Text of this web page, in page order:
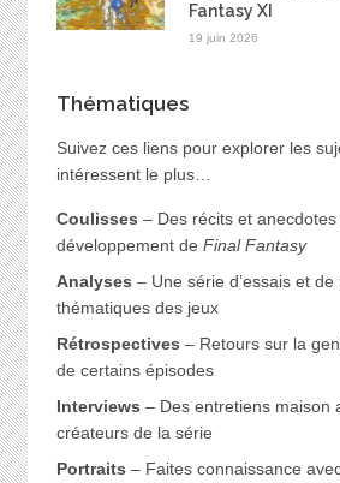
Fantasy XI
19 juin 2026
Thématiques
Suivez ces liens pour explorer les
intéressent le plus…
Coulisses – Des récits et anecdotes
développement de Final Fantasy
Analyses – Une série d’essais et
thématiques des jeux
Rétrospectives – Retours sur la
de certains épisodes
Interviews – Des entretiens maison
créateurs de la série
Portraits – Faites connaissance